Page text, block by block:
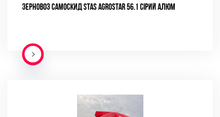
ЗЕРНОВОЗ САМОСКИД STAS AGROSTAR 56.1 СІРИЙ АЛЮМ